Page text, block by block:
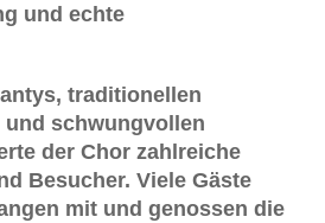
und echte
traditionellen
und schwungvollen
der Chor zahlreiche
Besucher. Viele Gäste
mit und genossen die